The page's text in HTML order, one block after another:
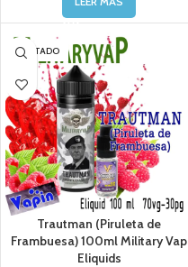
AGOTADO
Trautman (Piruleta de
Frambuesa) 100ml Military Vap
Eliquids